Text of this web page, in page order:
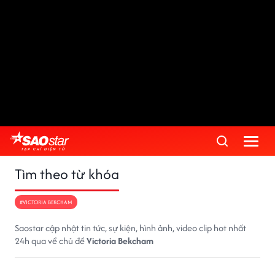
Tìm theo từ khóa
#VICTORIA BEKCHAM
Saostar cập nhật tin tức, sự kiện, hình ảnh, video clip hot nhất
24h qua về chủ đềVictoria Bekcham